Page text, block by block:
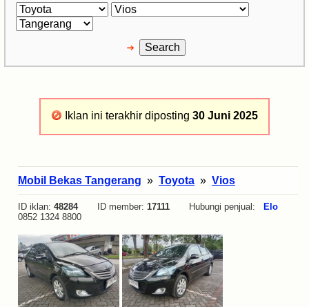
Iklan ini terakhir diposting 30 Juni 2025
Mobil Bekas Tangerang » Toyota » Vios
ID iklan: 48284ID member: 17111 Hubungi penjual:
Elo
0852 1324 8800